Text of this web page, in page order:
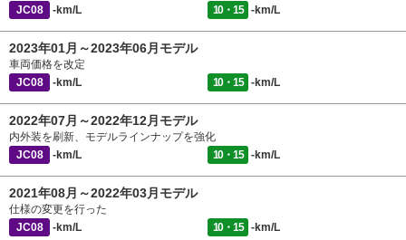
JC08
-km/L 10・15 -km/L
2023年01月～2023年06月モデル
車両価格を改定
JC08
-km/L 10・15 -km/L
2022年07月～2022年12月モデル
内外装を刷新、モデルラインナップを強化
JC08
-km/L 10・15 -km/L
2021年08月～2022年03月モデル
仕様の変更を行った
JC08
-km/L 10・15 -km/L